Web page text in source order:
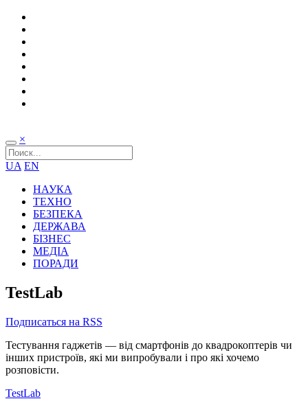
×
UA EN
НАУКА
ТЕХНО
БЕЗПЕКА
ДЕРЖАВА
БІЗНЕС
МЕДІА
ПОРАДИ
TestLab
Подписаться на RSS
Тестування гаджетів — від смартфонів до квадрокоптерів чи
інших пристроїв, які ми випробували і про які хочемо
розповісти.
TestLab